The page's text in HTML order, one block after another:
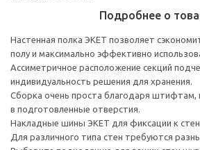
Подробнее о
Настенная полка ЭКЕТ позволяет
полу и максимально эффективно
Ассиметричное расположение секций
индивидуальность решения для хранения.
Сборка очень проста благодаря штифтам,
в подготовленные отверстия.
Накладные шины ЭКЕТ для фиксации к
Для различного типа стен требуются